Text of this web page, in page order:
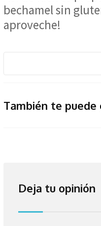
bechamel sin
aproveche!
También te puede
Deja tu opinión